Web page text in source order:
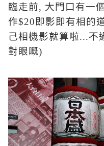
臨走前, 大門口有一
作$20 即影即有相的
己相機影就算啦...不
對眼嘅)